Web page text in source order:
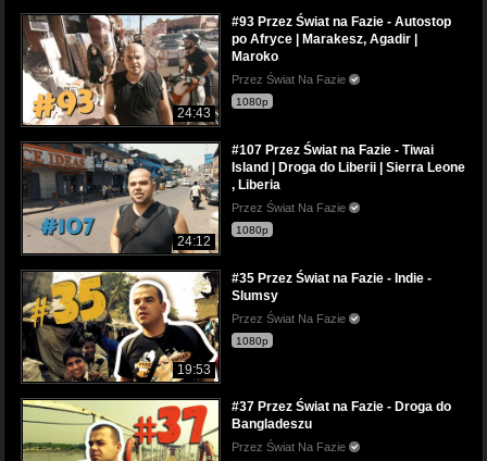
24:43
#93 Przez Świat na Fazie - Autostop
po Afryce | Marakesz, Agadir |
Maroko
Przez Świat Na Fazie
1080p
24:12
#107 Przez Świat na Fazie - Tiwai
Island | Droga do Liberii | Sierra Leone
, Liberia
Przez Świat Na Fazie
1080p
19:53
#35 Przez Świat na Fazie - Indie -
Slumsy
Przez Świat Na Fazie
1080p
#37 Przez Świat na Fazie - Droga do
Bangladeszu
Przez Świat Na Fazie